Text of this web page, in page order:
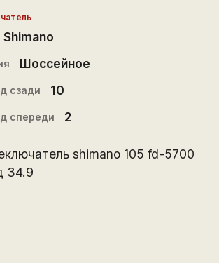
Shimano
Шоссейное
сзади 10
спереди 2
shimano 105 fd-5700
34.9